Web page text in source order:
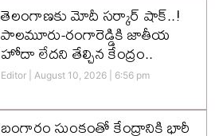
తెలంగాణకు మోదీ సర్కార్ షాక్..!
పాలమూరు-రంగారెడ్డికి జాతీయ
హోదా లేదని తేల్చిన కేంద్రం..
Editor August 10, 2026 6:56 pm
బంగారం సుంకంతో కేంద్రానికి భారీ